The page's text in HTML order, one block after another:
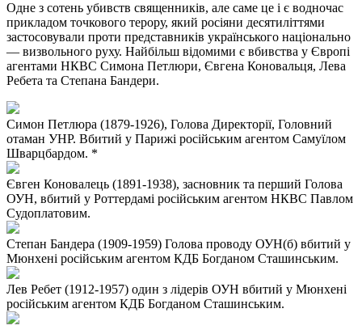
Одне з сотень убивств священників, але саме це і є водночас
прикладом точкового терору, який росіяни десятиліттями
застосовували проти представників українського національно
— визвольного руху. Найбільш відомими є вбивства у Європі
агентами НКВС Симона Петлюри, Євгена Коновальця, Лева
Ребета та Степана Бандери.
Симон Петлюра (1879-1926), Голова Директорії, Головний
отаман УНР. Вбитий у Парижі російським агентом Самуїлом
Шварцбардом. *
Євген Коновалець (1891-1938), засновник та перший Голова
ОУН, вбитий у Роттердамі російським агентом НКВС Павлом
Судоплатовим.
Степан Бандера (1909-1959) Голова проводу ОУН(б) вбитий у
Мюнхені російським агентом КДБ Богданом Сташинським.
Лев Ребет (1912-1957) один з лідерів ОУН вбитий у Мюнхені
російським агентом КДБ Богданом Сташинським.